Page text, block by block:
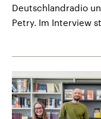
Deutschlandradio
Petry. Im Interview